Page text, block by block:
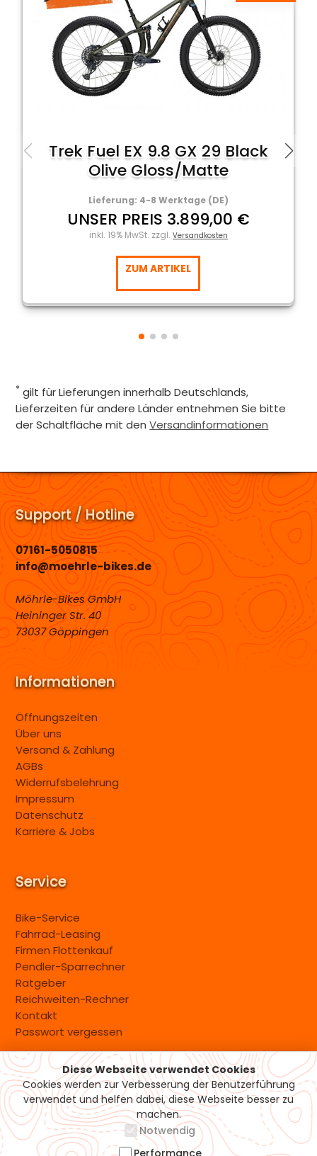
Trek Fuel EX 9.8 GX 29 Black
Olive Gloss/Matte
Lieferung: 4-8 Werktage (DE)
UNSER PREIS 3.899,00 €
inkl. 19% MwSt. zzgl. Versandkosten
ZUM ARTIKEL
* gilt für Lieferungen innerhalb Deutschlands,
Lieferzeiten für andere Länder entnehmen Sie bitte
der Schaltfläche mit denVersandinformationen
Support / Hotline
07161-5050815
info@moehrle-bikes.de
Möhrle-Bikes GmbH
Heininger Str. 40
73037 Göppingen
Informationen
Öffnungszeiten
Über uns
Versand & Zahlung
AGBs
Widerrufsbelehrung
Impressum
Datenschutz
Karriere & Jobs
Service
Bike-Service
Fahrrad-Leasing
Firmen Flottenkauf
Pendler-Sparrechner
Ratgeber
Reichweiten-Rechner
Kontakt
Passwort vergessen
Versand & Zahlung
Diese Webseite verwendet Cookies
Cookies werden zur Verbesserung der Benutzerführung
verwendet und helfen dabei, diese Webseite besser zu
machen.
Notwendig
Performance